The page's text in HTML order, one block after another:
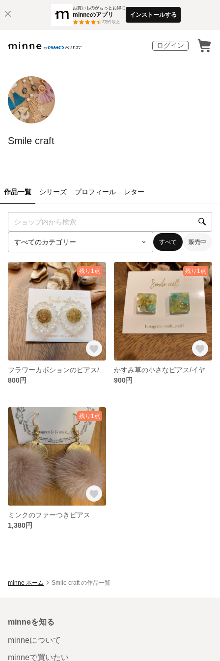
お買いものがもっとお得に
minneのアプリ
3万件以上
インストールする
ログイン
Smile craft
作品一覧 シリーズ プロフィール レター
すべて 販売中
残り1点
800円
残り1点
900円
残り1点
ミンクのファーつきピアス
1,380円
minne ホーム Smile craft の作品一覧
minneを知る
minneについて
minneで買いたい